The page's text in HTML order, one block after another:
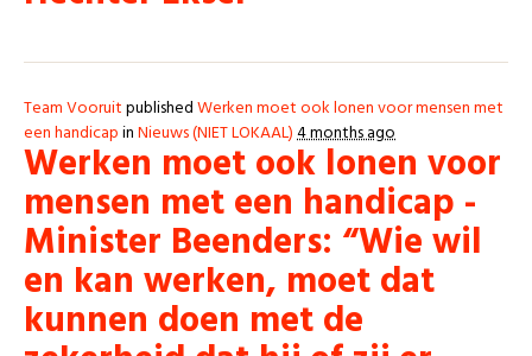
Team VooruitpublishedWerken moet ook lonen voor mensen met
een handicapinNieuws (NIET LOKAAL)4 months ago
Werken moet ook lonen voor
mensen met een handicap -
Minister Beenders: “Wie wil
en kan werken, moet dat
kunnen doen met de